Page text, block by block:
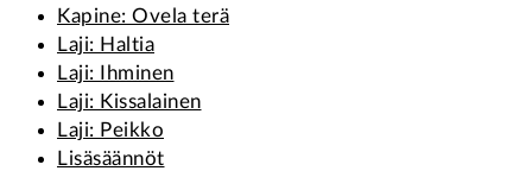
Kapine: Ovela terä
Laji: Haltia
Laji: Ihminen
Laji: Kissalainen
Laji: Peikko
Lisäsäännöt